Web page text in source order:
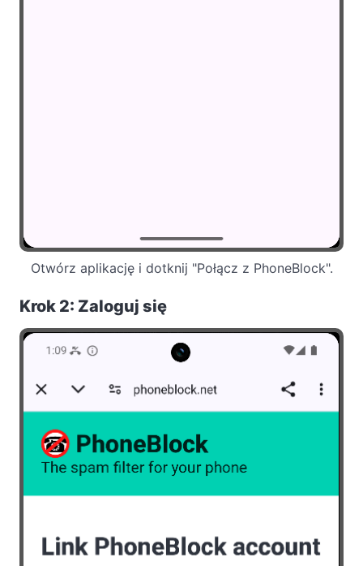
Otwórz aplikację i dotknij "Połącz z PhoneBlock".
Krok 2: Zaloguj się